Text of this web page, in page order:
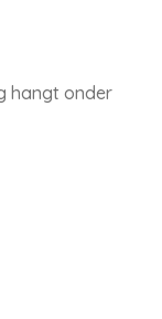
hangt onder